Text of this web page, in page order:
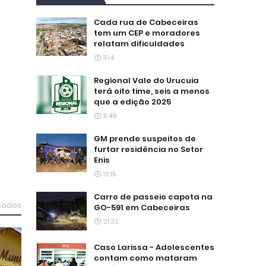
Cada rua de Cabeceiras
tem um CEP e moradores
relatam dificuldades
11:14
Regional Vale do Urucuia
terá oito time, seis a menos
que a edição 2025
11:49
GM prende suspeitos de
furtar residência no Setor
Enis
12:15
Carro de passeio capota na
GO-591 em Cabeceiras
21:33
Caso Larissa - Adolescentes
contam como mataram